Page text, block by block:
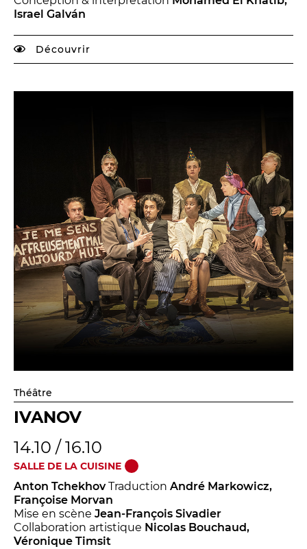
Israel Galván
Découvrir
Théâtre
IVANOV
14.10 / 16.10
SALLE DE LA CUISINE
Anton TchekhovTraduction André Markowicz,
Françoise Morvan
Mise en scène Jean-François Sivadier
Collaboration artistique Nicolas Bouchaud,
Véronique Timsit